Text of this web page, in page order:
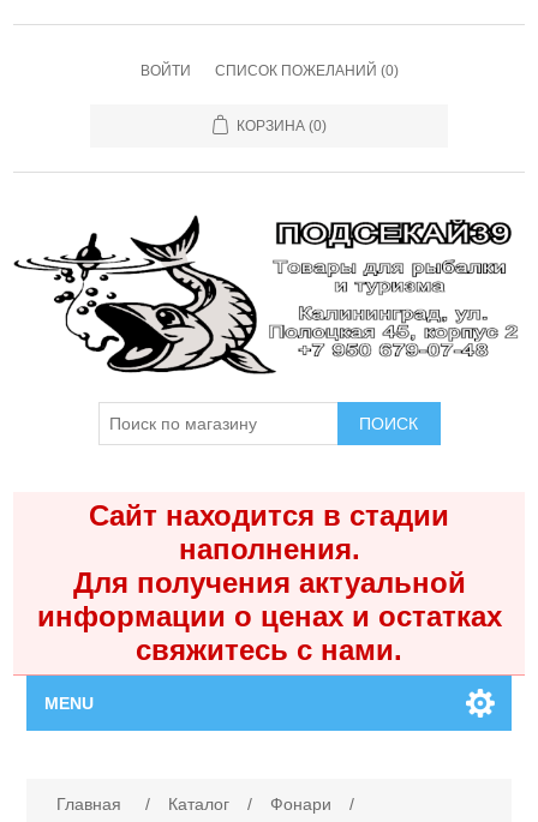
ВОЙТИ СПИСОК ПОЖЕЛАНИЙ (0)
КОРЗИНА (0)
ПОИСК
Сайт находится в стадии
наполнения.
Для получения актуальной
информации о ценах и остатках
свяжитесь с нами.
MENU
Главная / Каталог / Фонари
/